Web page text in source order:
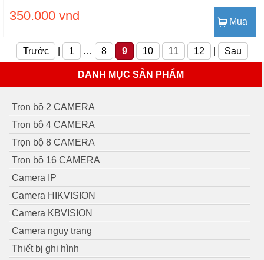
350.000 vnd Mua
Trước 1 … 8 9 10 11 12 Sau
DANH MỤC SẢN PHẨM
Trọn bộ 2 CAMERA
Trọn bộ 4 CAMERA
Trọn bộ 8 CAMERA
Trọn bộ 16 CAMERA
Camera IP
Camera HIKVISION
Camera KBVISION
Camera ngụy trang
Thiết bị ghi hình